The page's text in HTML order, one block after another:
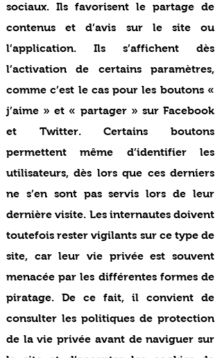
sociaux. Ils favorisent le partage de
contenus et d’avis sur le site ou
l’application. Ils s’affichent dès
l’activation de certains paramètres,
comme c’est le cas pour les boutons «
j’aime » et « partager » sur Facebook
et Twitter. Certains boutons
permettent même d’identifier les
utilisateurs, dès lors que ces derniers
ne s’en sont pas servis lors de leur
dernière visite. Les internautes doivent
toutefois rester vigilants sur ce type de
site, car leur vie privée est souvent
menacée par les différentes formes de
piratage. De ce fait, il convient de
consulter les politiques de protection
de la vie privée avant de naviguer sur